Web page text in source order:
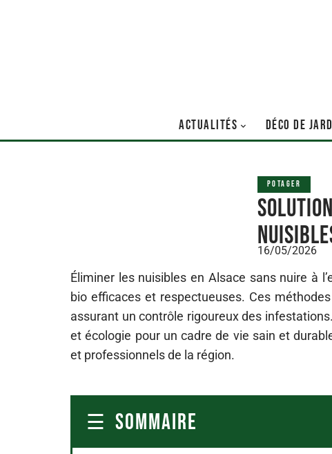
ACTUALITÉS DÉCO DE
POTAGER
16/05/2026
Éliminer les nuisibles en Alsace sans nuire à
bio efficaces et respectueuses. Ces
assurant un contrôle rigoureux des
et écologie pour un cadre de vie sain et
et professionnels de la région.
SOMMAIRE